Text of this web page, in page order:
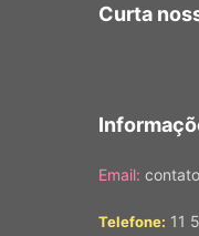
Curta
Email:
Telefone: 11